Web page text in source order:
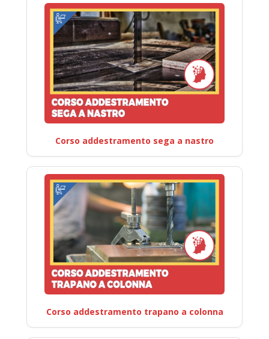
Corso addestramento sega a nastro
Corso addestramento trapano a colonna